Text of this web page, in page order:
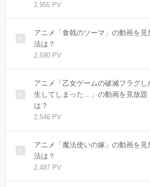
2,955 PV
アニメ「食戟のソーマ」の動画を
法は？
2,590 PV
アニメ「乙女ゲームの破滅フラグ
生してしまった…」の動画を見放題
は？
2,546 PV
アニメ「魔法使いの嫁」の動画を
法は？
2,487 PV